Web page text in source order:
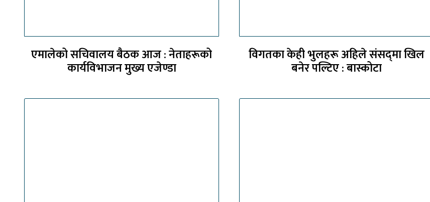
एमालेको सचिवालय बैठक आज : नेताहरूको
कार्यविभाजन मुख्य एजेण्डा
विगतका केही भुलहरू अहिले संसद्‍मा खिल
बनेर पल्टिए : बास्कोटा